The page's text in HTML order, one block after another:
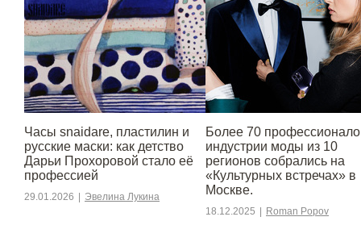
Часы snaidare, пластилин и
русские маски: как детство
Дарьи Прохоровой стало её
профессией
29.01.2026 Эвелина Лукина
Более 70
индустрии моды из 10
регионов собрались на
«Культурных встречах» в
Москве.
18.12.2025 Roman Popov